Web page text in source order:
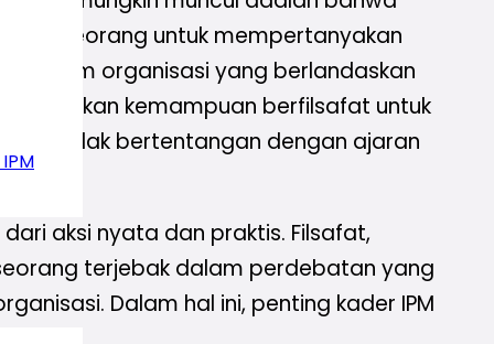
seseorang untuk mempertanyakan
dalam organisasi yang berlandaskan
kemampuan berfilsafat untuk
tidak bertentangan dengan ajaran
aksi nyata dan praktis. Filsafat,
terjebak dalam perdebatan yang
Dalam hal ini, penting kader IPM